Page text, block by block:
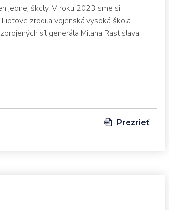
jednej školy. V roku 2023 sme si
zrodila vojenská vysoká škola.
síl generála Milana Rastislava
Prezrieť